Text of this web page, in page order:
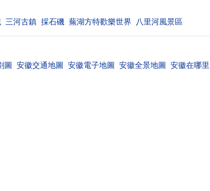
三河古鎮 採石磯 蕪湖方特歡樂世界 八里河風景區
圖 安徽交通地圖 安徽電子地圖 安徽全景地圖 安徽在哪里